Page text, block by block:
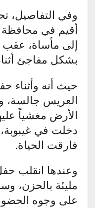
وفي التفاصيل،
أقيم في
إلى مأساة، عقب
بشكل مفاجئ
حيث أنه وأثناء
العريس
الأرض مغشياً
دخلت في غيبوبة،
فارقت الحياة.
وعندها انقلب
مليئة بالحزن،
على وجوه